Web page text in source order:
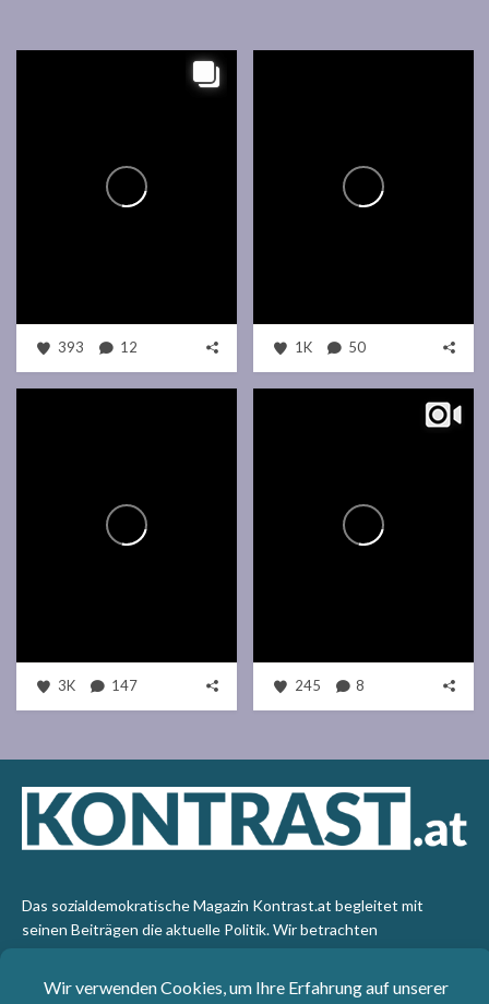
393 12 1K 50
3K 147 245 8
Das sozialdemokratische Magazin Kontrast.at begleitet mit
seinen Beiträgen die aktuelle Politik. Wir betrachten